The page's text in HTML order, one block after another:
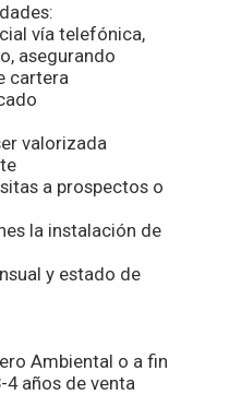
vía telefónica,
asegurando
cartera
valorizada
a prospectos o
la instalación de
y estado de
Ambiental o a fin
4 años de venta